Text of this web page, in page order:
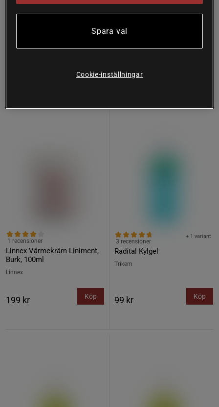
Linnex Värmekräm Liniment,
Burk, 100ml
1 recensioner
Linnex
199 kr Köp
Radital Kylgel
+ 1 variant
3 recensioner
Trikem
99 kr Köp
Spara val
Cookie-inställningar